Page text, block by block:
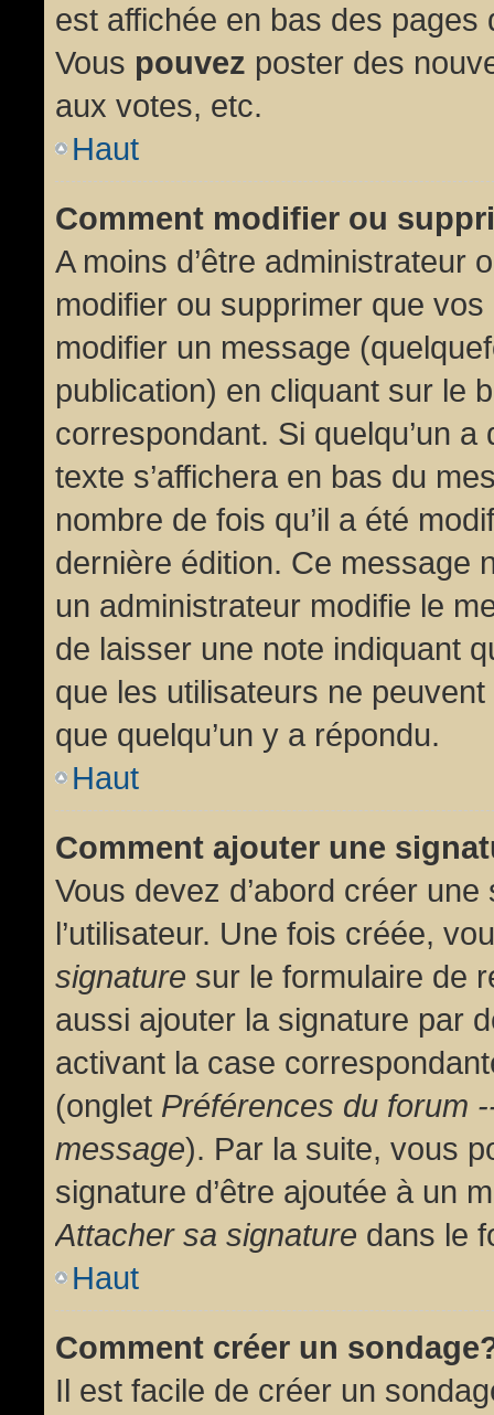
est affichée en bas des
Vous pouvez poster des
aux votes, etc.
Haut
Comment modifier ou
A moins d’être administrateur
modifier ou supprimer que
modifier un message
publication) en cliquant sur le
correspondant. Si quelqu’un
texte s’affichera en bas du
nombre de fois qu’il a été
dernière édition. Ce message
un administrateur modifie le
de laisser une note indiquant
que les utilisateurs ne
que quelqu’un y a répondu.
Haut
Comment ajouter une
Vous devez d’abord créer
l’utilisateur. Une fois créée,
signature sur le formulaire de
aussi ajouter la signature par
activant la case
(onglet Préférences du forum
message). Par la suite, vous
signature d’être ajoutée à un
Attacher sa signature dans le
Haut
Comment créer un
Il est facile de créer un